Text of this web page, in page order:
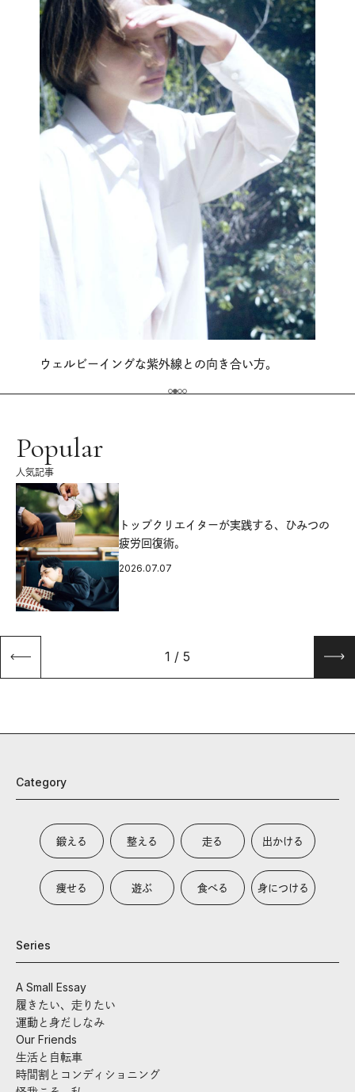
ウェルビーイングな紫外線との向き合い方。
Popular
人気記事
トップクリエイターが実践する、ひみつの
疲労回復術。
2026.07.07
1 / 5
Category
鍛える 整える 走る 出かける
痩せる 遊ぶ 食べる 身につける
Series
A Small Essay
履きたい、走りたい
運動と身だしなみ
Our Friends
生活と自転車
時間割とコンディショニング